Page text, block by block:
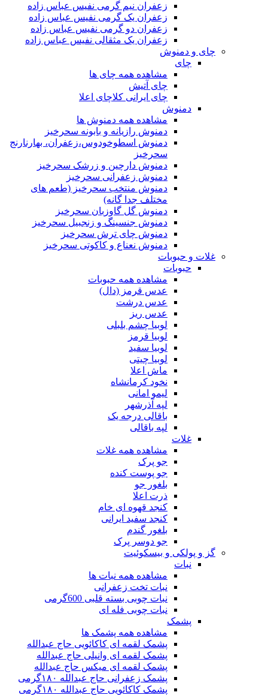
زعفران نیم گرمی نفیس عباس زاده
زعفران یک گرمی نفیس عباس زاده
زعفران دو گرمی نفیس عباس زاده
زعفران یک مثقالی نفیس عباس زاده
چای و دمنوش
چای
مشاهده همه چای ها
چای آتیش
چای ایرانی کلاچای اعلا
دمنوش
مشاهده همه دمنوش ها
دمنوش رازیانه و بابونه سحرخیز
دمنوش اسطوخودوس،زعفران، بهارنارنج
سحرخیز
دمنوش دارچین و زرشک سحرخیز
دمنوش زعفرانی سحرخیز
دمنوش منتخب سحرخیز (طعم های
مختلف جدا گانه)
دمنوش گل گاوزبان سحرخیز
دمنوش جنسینگ و زنجبیل سحرخیز
دمنوش چای ترش سحرخیز
دمنوش نعناع و کاکوتی سحرخیز
غلات و حبوبات
حبوبات
مشاهده همه حبوبات
عدس قرمز (دال)
عدس درشت
عدس ریز
لوبیا چشم بلبلی
لوبیا قرمز
لوبیا سفید
لوبیا چیتی
ماش اعلا
نخود کرمانشاه
لیمو امانی
لپه آذرشهر
باقالی درجه یک
لپه باقالی
غلات
مشاهده همه غلات
جو پرک
جو پوست کنده
بلغور جو
ذرت اعلا
کنجد قهوه ای خام
کنجد سفید ایرانی
بلغور گندم
جو دوسر پرک
گز و پولکی و بیسکوئیت
نبات
مشاهده همه نبات ها
نبات تخت زعفرانی
نبات چوبی بسته قلبی 600گرمی
نبات چوبی فله ای
پشمک
مشاهده همه پشمک ها
پشمک لقمه ای کاکائویی حاج عبدالله
پشمک لقمه ای وانیلی حاج عبدالله
پشمک لقمه ای میکس حاج عبدالله
پشمک زعفرانی حاج عبدالله ۱۸۰گرمی
پشمک کاکائویی حاج عبدالله ۱۸۰گرمی